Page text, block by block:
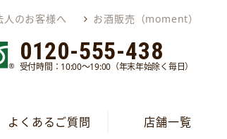
人のお客様へ お酒販売（moment）
0120-555-438
受付時間：10:00～19:00（年末年始除く毎日）
よくあるご質問 店舗一覧